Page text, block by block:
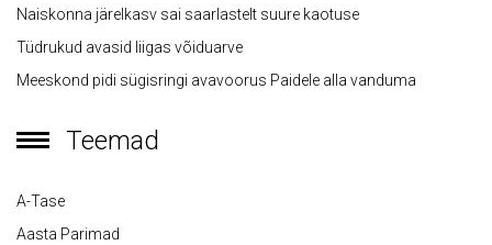
Naiskonna järelkasv sai saarlastelt suure kaotuse
Tüdrukud avasid liigas võiduarve
Meeskond pidi sügisringi avavoorus Paidele alla vanduma
Teemad
A-Tase
Aasta Parimad